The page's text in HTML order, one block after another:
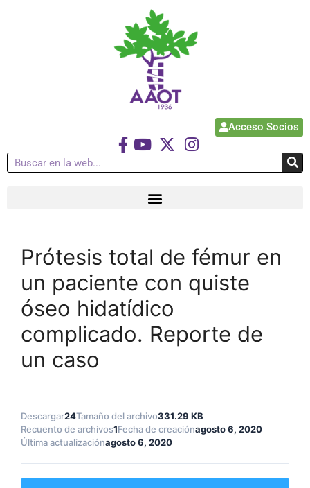
Acceso Socios
Prótesis total de fémur en
un paciente con quiste
óseo hidatídico
complicado. Reporte de
un caso
Descargar24Tamaño del archivo331.29 KB
Recuento de archivos1Fecha de creaciónagosto 6, 2020
Última actualizaciónagosto 6, 2020